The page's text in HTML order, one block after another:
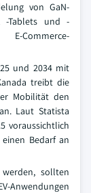
von GaN-
-Tablets und -
Commerce-
und 2034 mit
treibt die
Mobilität den
Laut Statista
voraussichtlich
Bedarf an
sollten
Anwendungen